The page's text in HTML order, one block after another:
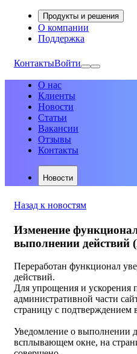
Продукты и решения
О компании
Поддержка
КонтактыВойти
О нас
Клиенты
Новости
Статьи
Вакансии
Отзывы
Контакты
Новости
Назад к новостям
Изменение
выполнении действий
Переработан функционал
действий.
Для упрощения и ускорения
административной части
страницу с подтверждением
Уведомление о выполнении
всплывающем окне, на